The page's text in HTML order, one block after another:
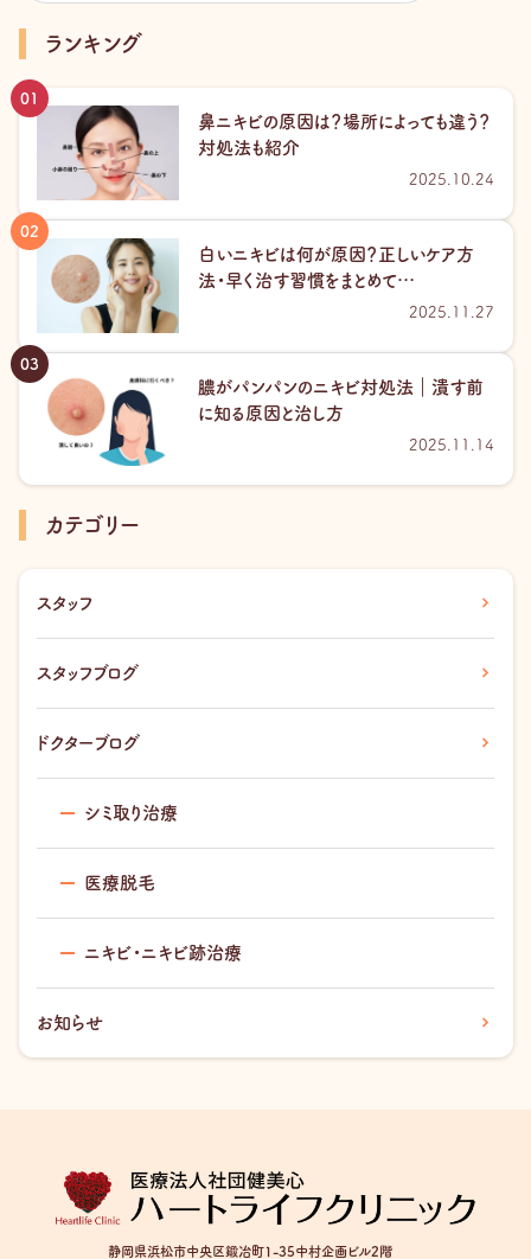
ランキング
鼻ニキビの原因は？場所によっても違う？
対処法も紹介
2025.10.24
白いニキビは何が原因？正しいケア方
法・早く治す習慣をまとめて…
2025.11.27
膿がパンパンのニキビ対処法｜潰す前
に知る原因と治し方
2025.11.14
カテゴリー
スタッフ
スタッフブログ
ドクターブログ
シミ取り治療
医療脱毛
ニキビ・ニキビ跡治療
お知らせ
静岡県浜松市中央区鍛冶町1-35中村企画ビル2階